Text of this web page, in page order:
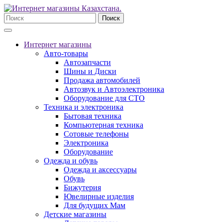
Поиск
Интернет магазины
Авто-товары
Автозапчасти
Шины и Диски
Продажа автомобилей
Автозвук и Автоэлектроника
Оборудование для СТО
Техника и электроника
Бытовая техника
Компьютерная техника
Сотовые телефоны
Электроника
Оборудование
Одежда и обувь
Одежда и аксессуары
Обувь
Бижутерия
Ювелирные изделия
Для будущих Мам
Детские магазины